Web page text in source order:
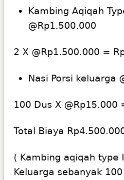
Kambing Aqiqah
@Rp1.500.000
2 X @Rp1.500.000 =
Nasi Porsi keluarga
100 Dus X @Rp15.000
Total Biaya
( Kambing aqiqah type
Keluarga sebanyak